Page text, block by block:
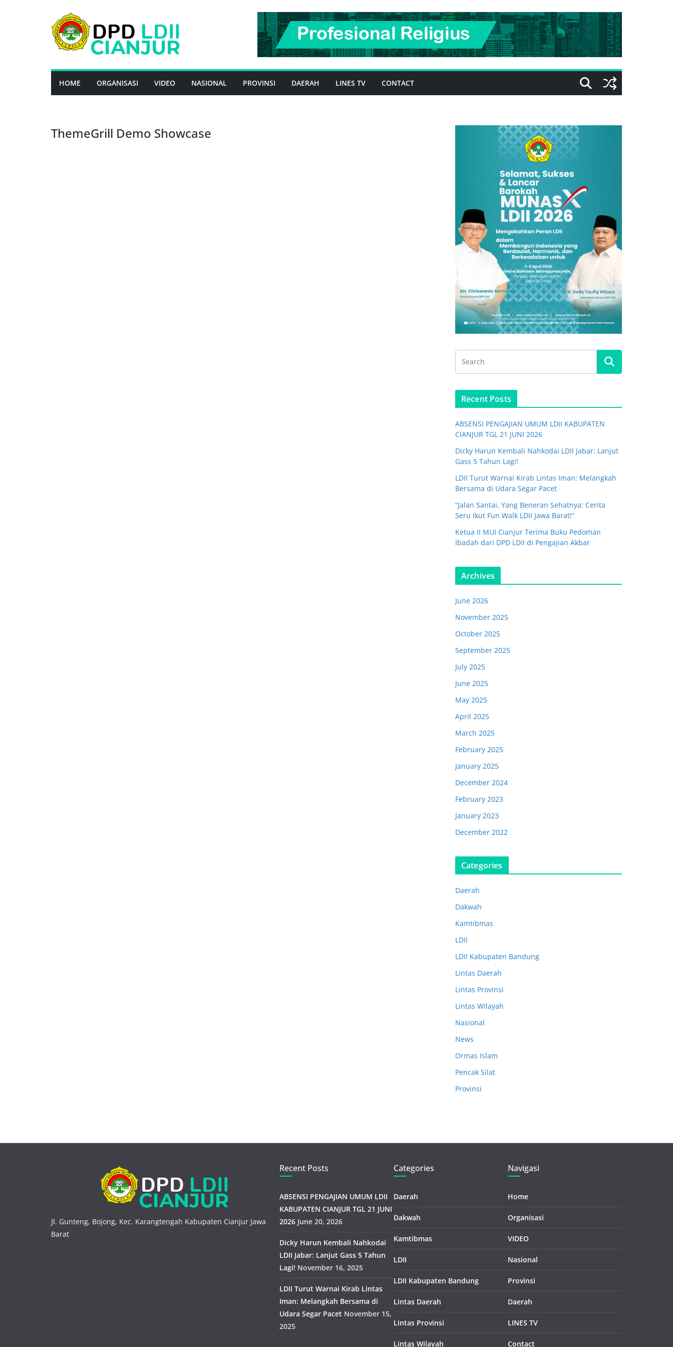
HOME ORGANISASI VIDEO NASIONAL PROVINSI DAERAH LINES TV CONTACT
ThemeGrill Demo Showcase
Recent Posts
ABSENSI PENGAJIAN UMUM LDII KABUPATEN
CIANJUR TGL 21 JUNI 2026
Dicky Harun Kembali Nahkodai LDII Jabar: Lanjut
Gass 5 Tahun Lagi!
LDII Turut Warnai Kirab Lintas Iman: Melangkah
Bersama di Udara Segar Pacet
“Jalan Santai, Yang Beneran Sehatnya: Cerita
Seru Ikut Fun Walk LDII Jawa Barat!”
Ketua II MUI Cianjur Terima Buku Pedoman
Ibadah dari DPD LDII di Pengajian Akbar
Archives
June 2026
November 2025
October 2025
September 2025
July 2025
June 2025
May 2025
April 2025
March 2025
February 2025
January 2025
December 2024
February 2023
January 2023
December 2022
Categories
Daerah
Dakwah
Kamtibmas
LDII
LDII Kabupaten Bandung
Lintas Daerah
Lintas Provinsi
Lintas Wilayah
Nasional
News
Ormas Islam
Pencak Silat
Provinsi
Jl. Gunteng, Bojong, Kec. Karangtengah Kabupaten Cianjur Jawa
Barat
Recent Posts
ABSENSI PENGAJIAN UMUM LDII
KABUPATEN CIANJUR TGL 21 JUNI
2026 June 20, 2026
Dicky Harun Kembali Nahkodai
LDII Jabar: Lanjut Gass 5 Tahun
Lagi! November 16, 2025
LDII Turut Warnai Kirab Lintas
Iman: Melangkah Bersama di
Udara Segar Pacet November 15,
2025
Categories
Daerah
Dakwah
Kamtibmas
LDII
LDII Kabupaten Bandung
Lintas Daerah
Lintas Provinsi
Lintas Wilayah
Navigasi
Home
Organisasi
VIDEO
Nasional
Provinsi
Daerah
LINES TV
Contact